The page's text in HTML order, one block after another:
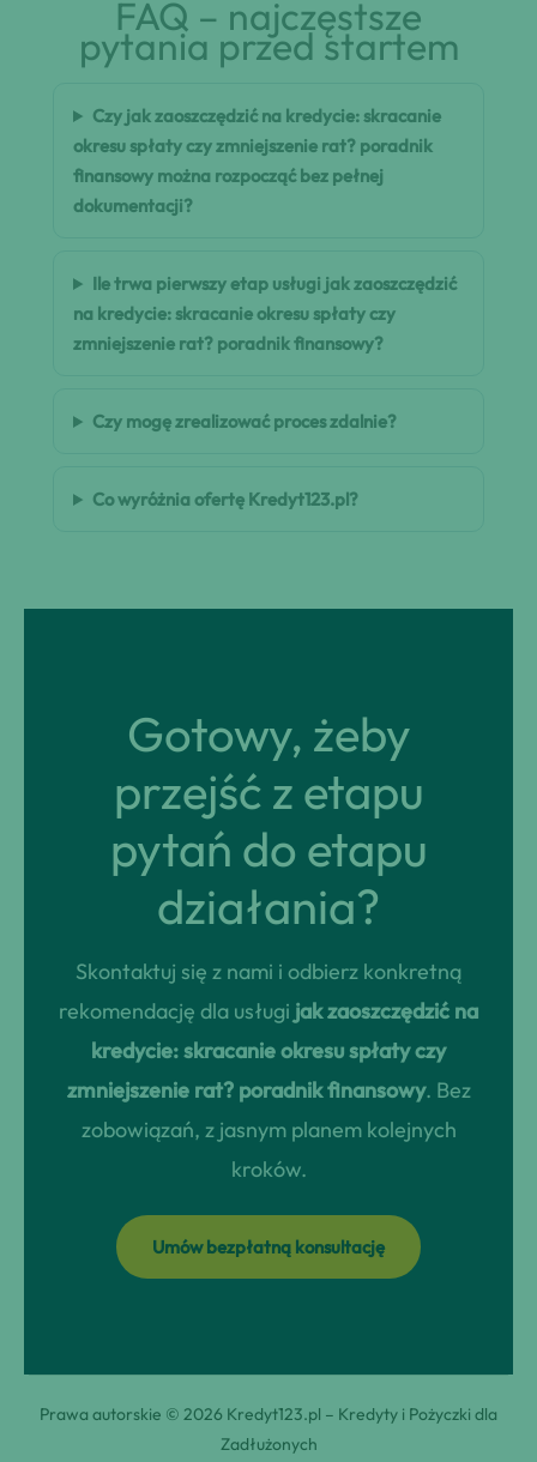
FAQ – najczęstsze
pytania przed startem
Czy jak zaoszczędzić na kredycie: skracanie
okresu spłaty czy zmniejszenie rat? poradnik
finansowy można rozpocząć bez pełnej
dokumentacji?
Ile trwa pierwszy etap usługi jak zaoszczędzić
na kredycie: skracanie okresu spłaty czy
zmniejszenie rat? poradnik finansowy?
Czy mogę zrealizować proces zdalnie?
Co wyróżnia ofertę Kredyt123.pl?
Gotowy, żeby
przejść z etapu
pytań do etapu
działania?
Skontaktuj się z nami i odbierz konkretną
rekomendację dla usługi jak zaoszczędzić na
kredycie: skracanie okresu spłaty czy
zmniejszenie rat? poradnik finansowy. Bez
zobowiązań, z jasnym planem kolejnych
kroków.
Umów bezpłatną konsultację
Prawa autorskie © 2026 Kredyt123.pl – Kredyty i Pożyczki dla
Zadłużonych